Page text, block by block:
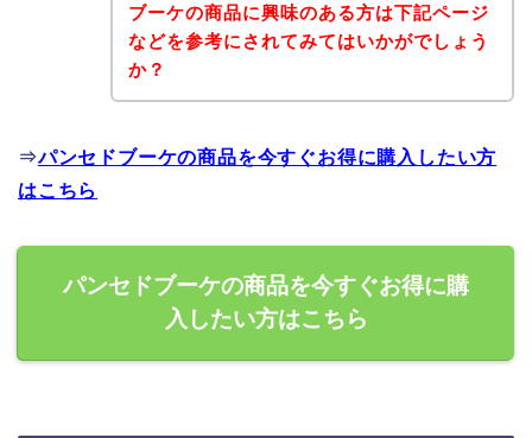
ブーケの商品に興味のある方は下記ページ
などを参考にされてみてはいかがでしょう
か？
⇒パンセドブーケの商品を今すぐお得に購入したい方
はこちら
パンセドブーケの商品を今すぐお得に購
入したい方はこちら